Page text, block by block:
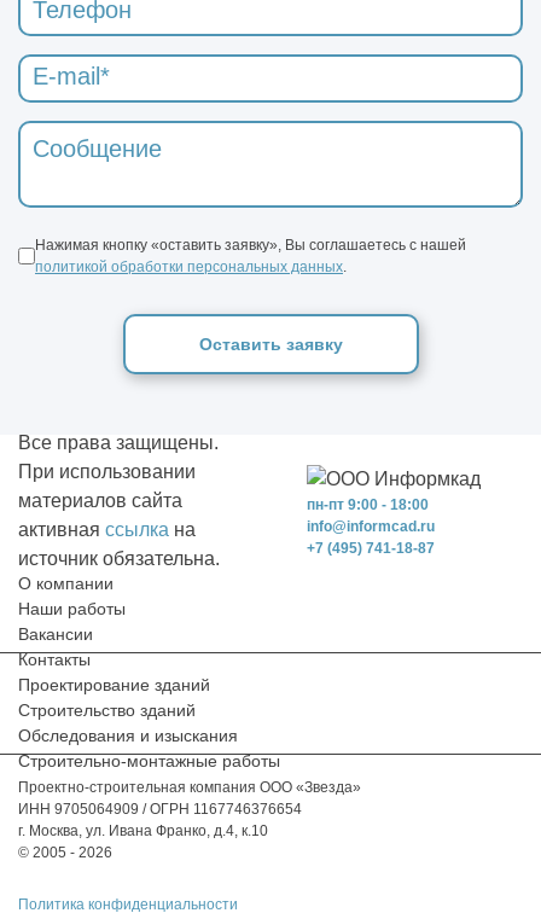
Нажимая кнопку «оставить заявку», Вы соглашаетесь с нашей
политикой обработки персональных данных
Оставить заявку
пн-пт 9:00 - 18:00
+7 (495) 741-18-87
info@informcad.ru
О компании
Наши работы
Вакансии
Контакты
Проектирование зданий
Строительство зданий
Обследования и изыскания
Строительно-монтажные работы
Проектно-строительная компания ООО «Звезда»
ИНН 9705064909 / ОГРН 1167746376654
г. Москва, ул. Ивана Франко, д.4, к.10
© 2005 - 2026
Политика конфиденциальности
Все права защищены.
При использовании
материалов сайта
активная ссылка на
источник обязательна.